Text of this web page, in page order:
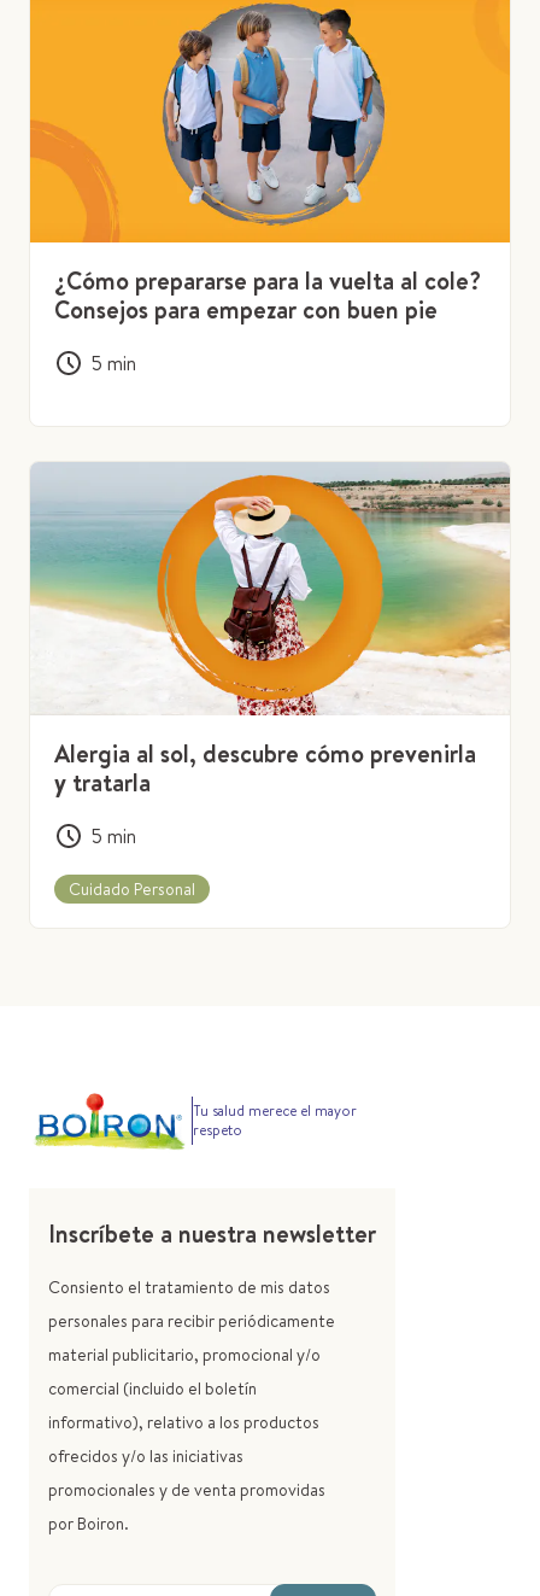
¿Cómo prepararse para la vuelta al cole?
Consejos para empezar con buen pie
5 min
Alergia al sol, descubre cómo prevenirla
y tratarla
5 min
Cuidado Personal
Tu salud merece el mayor
respeto
Inscríbete a nuestra newsletter
Consiento el tratamiento de mis datos
personales para recibir periódicamente
material publicitario, promocional y/o
comercial (incluido el boletín
informativo), relativo a los productos
ofrecidos y/o las iniciativas
promocionales y de venta promovidas
por Boiron.